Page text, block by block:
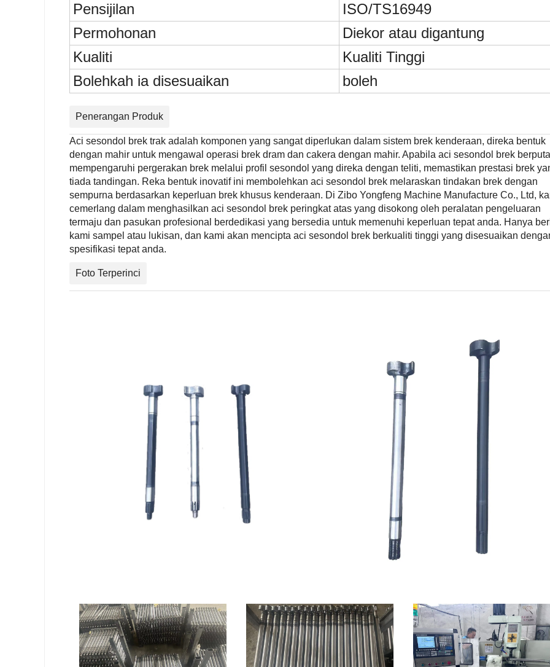
Pensijilan
ISO/TS16949
Permohonan
Diekor atau digantung
Kualiti
Kualiti Tinggi
Bolehkah ia disesuaikan
boleh
Penerangan Produk
Aci sesondol brek trak adalah komponen yang sangat diperlukan dalam sistem brek kenderaan, direka bentuk
dengan mahir untuk mengawal operasi brek dram dan cakera dengan mahir. Apabila aci sesondol brek
mempengaruhi pergerakan brek melalui profil sesondol yang direka dengan teliti, memastikan prestasi brek
tiada tandingan. Reka bentuk inovatif ini membolehkan aci sesondol brek melaraskan tindakan brek dengan
sempurna berdasarkan keperluan brek khusus kenderaan. Di Zibo Yongfeng Machine Manufacture Co., Ltd,
cemerlang dalam menghasilkan aci sesondol brek peringkat atas yang disokong oleh peralatan pengeluaran
termaju dan pasukan profesional berdedikasi yang bersedia untuk memenuhi keperluan tepat anda. Hanya
kami sampel atau lukisan, dan kami akan mencipta aci sesondol brek berkualiti tinggi yang disesuaikan
spesifikasi tepat anda.
Foto Terperinci